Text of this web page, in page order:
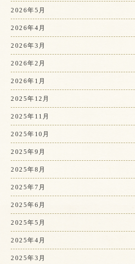
2026年5月
2026年4月
2026年3月
2026年2月
2026年1月
2025年12月
2025年11月
2025年10月
2025年9月
2025年8月
2025年7月
2025年6月
2025年5月
2025年4月
2025年3月